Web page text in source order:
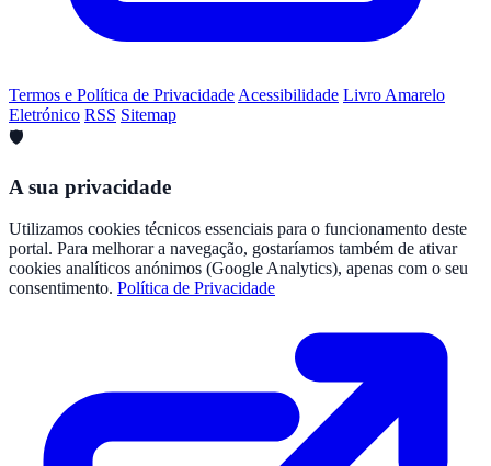
Termos e Política de Privacidade Acessibilidade Livro Amarelo
Eletrónico RSS Sitemap
🛡️
A sua privacidade
Utilizamos cookies técnicos essenciais para o funcionamento deste
portal. Para melhorar a navegação, gostaríamos também de ativar
cookies analíticos anónimos (Google Analytics), apenas com o seu
consentimento. Política de Privacidade